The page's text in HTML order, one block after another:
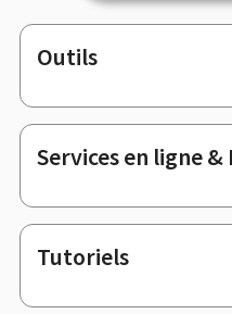
Pied
de
page
Outils
Services en ligne
Tutoriels